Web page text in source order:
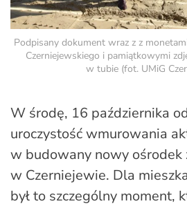
Podpisany dokument wraz z z
Czerniejewskiego i pamiątkowymi
w tubie (fot. UMiG
W środę, 16 października
uroczystość wmurowania
w budowany nowy ośrodek
w Czerniejewie. Dla
był to szczególny moment,